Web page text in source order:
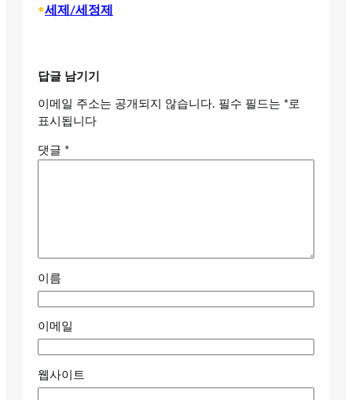
•세제/세정제
답글 남기기
이메일 주소는 공개되지 않습니다. 필수 필드는 *로
표시됩니다
댓글 *
이름
이메일
웹사이트